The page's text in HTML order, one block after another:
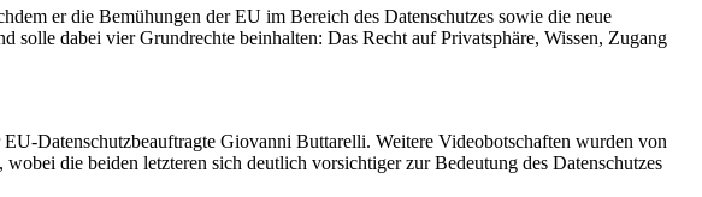
er die Bemühungen der EU im Bereich des Datenschutzes sowie die neue
solle dabei vier Grundrechte beinhalten: Das Recht auf Privatsphäre, Wissen, Zugang
Datenschutzbeauftragte Giovanni Buttarelli. Weitere Videobotschaften wurden von
die beiden letzteren sich deutlich vorsichtiger zur Bedeutung des Datenschutzes